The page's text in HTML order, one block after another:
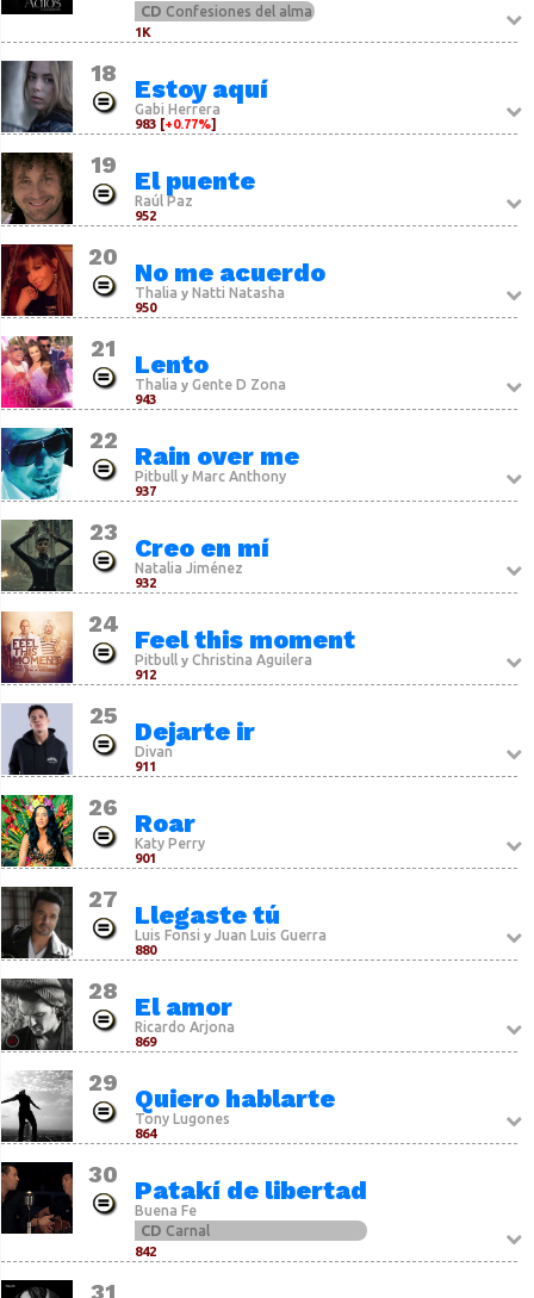
CD Confesiones del alma
1K
18
Estoy aquí
Gabi Herrera
983 [+0.77%]
19
El puente
Raúl Paz
952
20
No me acuerdo
Thalia y Natti Natasha
950
21
Lento
Thalia y Gente D Zona
943
22
Rain over me
Pitbully Marc Anthony
937
23
Creo en mí
Natalia Jiménez
932
24
Feel this moment
Pitbully Christina Aguilera
912
25
Dejarte ir
Divan
911
26
Roar
Katy Perry
901
27
Llegaste tú
Luis Fonsi y Juan Luis Guerra
880
28
El amor
Ricardo Arjona
869
29
Quiero hablarte
Tony Lugones
864
30
Patakí de libertad
Buena Fe
CD Carnal
842
31